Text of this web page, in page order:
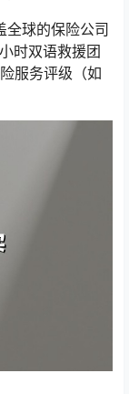
全球的保险公司
时双语救援团
服务评级（如